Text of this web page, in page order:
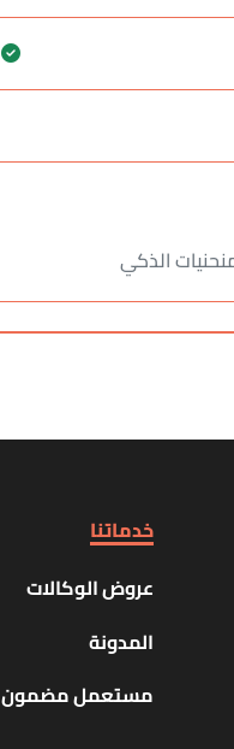
الذكي
خدماتنا
عروض الوكالات
المدونة
مستعمل مضمون